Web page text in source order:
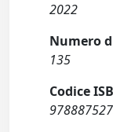
2022
Numero
135
Codice